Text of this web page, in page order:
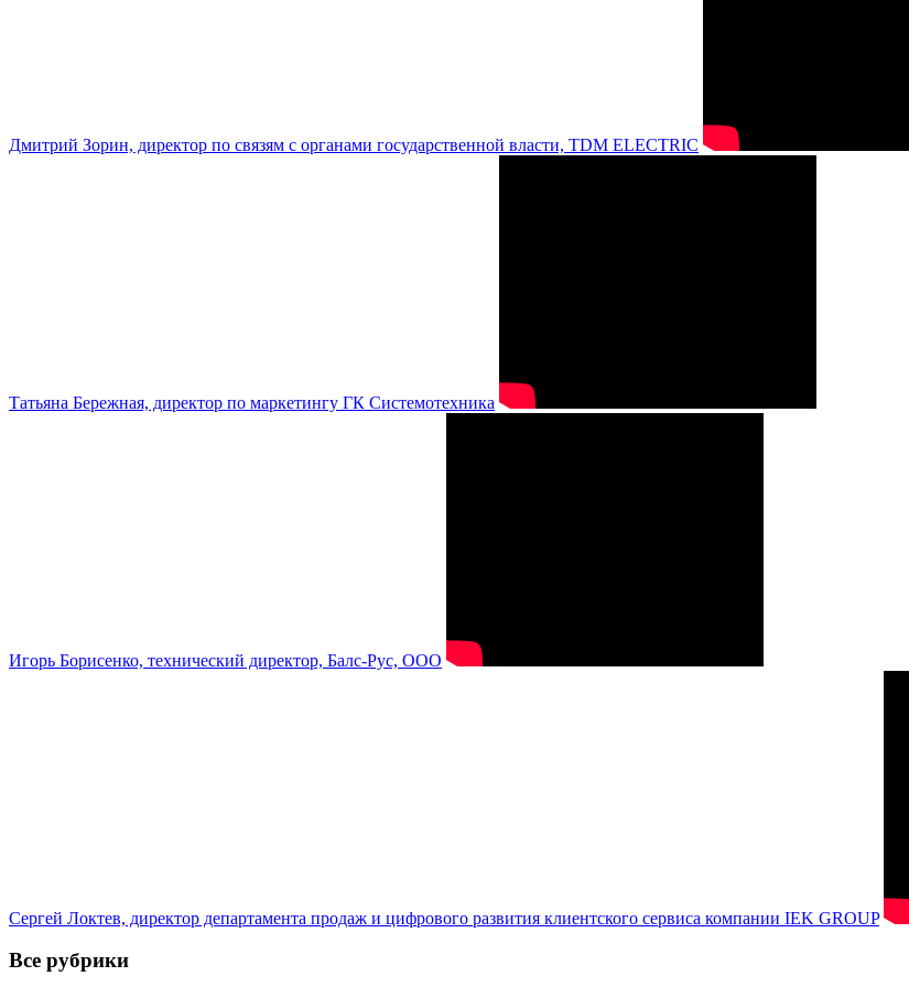
Дмитрий Зорин, директор по связям с органами государственной власти, TDM ELECTRIC
Татьяна Бережная, директор по маркетингу ГК Системотехника
Игорь Борисенко, технический директор, Балс-Рус, ООО
Сергей Локтев, директор департамента продаж и цифрового развития клиентского сервиса компании IEK GROUP
Все рубрики